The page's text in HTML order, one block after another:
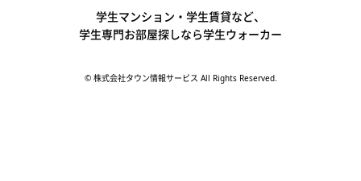
学生マンション・学生賃貸など、
学生専門お部屋探しなら学生ウォーカー
© 株式会社タウン情報サービス All Rights Reserved.